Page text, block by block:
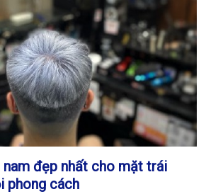
đẹp nhất cho mặt trái
phong cách